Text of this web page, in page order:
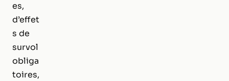
es,
d’effet
s de
survol
obliga
toires,